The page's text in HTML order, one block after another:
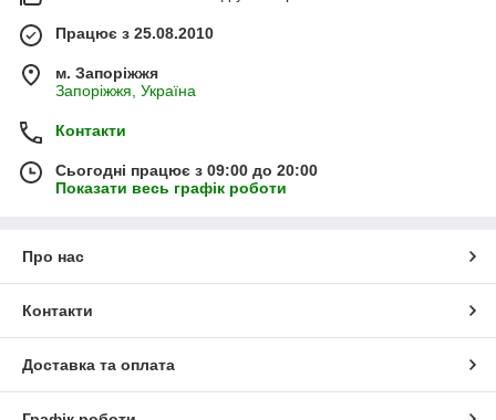
Працює з 25.08.2010
м. Запоріжжя
Запоріжжя, Україна
Контакти
Сьогодні працює з 09:00 до 20:00
Показати весь графік роботи
Про нас
Контакти
Доставка та оплата